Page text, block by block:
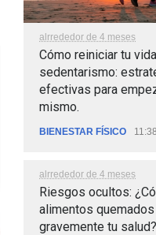
alrrededor de 4 meses
Cómo reiniciar tu
sedentarismo:
efectivas para
mismo.
BIENESTAR FÍSICO
alrrededor de 4 meses
Riesgos ocultos:
alimentos
gravemente tu salud?